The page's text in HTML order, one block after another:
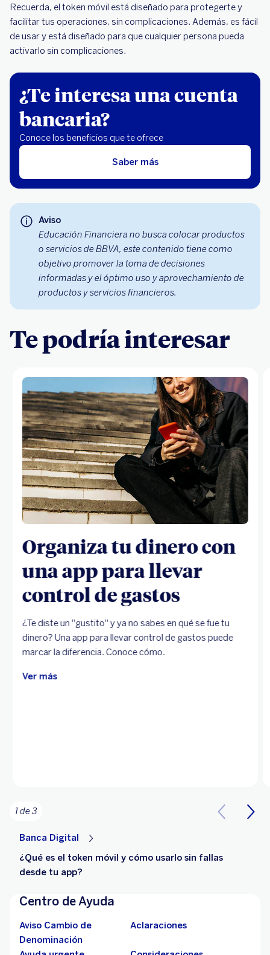
Recuerda, el token móvil está diseñado para protegerte y
facilitar tus operaciones, sin complicaciones. Además, es fácil
de usar y está diseñado para que cualquier persona pueda
activarlo sin complicaciones.
¿Te interesa una cuenta
bancaria?
Conoce los beneficios que te ofrece
Saber más
Aviso
Educación Financiera no busca colocar productos
o servicios de BBVA, este contenido tiene como
objetivo promover la toma de decisiones
informadas y el óptimo uso y aprovechamiento de
productos y servicios financieros.
Te podría interesar
Organiza tu dinero con
una app para llevar
control de gastos
¿Te diste un "gustito" y ya no sabes en qué se fue tu
dinero? Una app para llevar control de gastos puede
marcar la diferencia. Conoce cómo.
Ver más
1 de 3
Banca Digital
¿Qué es el token móvil y cómo usarlo sin fallas
desde tu app?
Centro de Ayuda
Aviso Cambio de
Denominación
Aclaraciones